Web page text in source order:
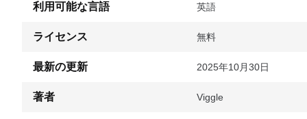
利用可能な言語 英語
ライセンス 無料
最新の更新 2025年10月30日
著者 Viggle